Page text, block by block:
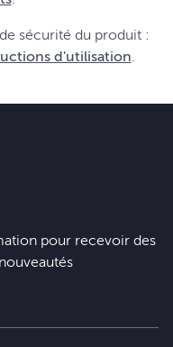
sécurité du produit :
d'utilisation.
pour recevoir des